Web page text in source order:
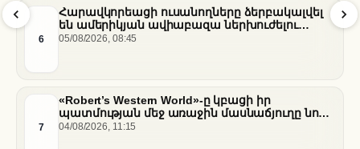
6
Հարավկորեացի ուսանողները ձերբակալվել
են ամերիկյան ավիաբազա ներխուժելու
համար
05/08/2026, 08:45
7
«Robert’s Western World»-ը կբացի իր
պատմության մեջ առաջին մասնաճյուղը նոր
«Nissan Stadium» մարզադաշտում
04/08/2026, 11:15